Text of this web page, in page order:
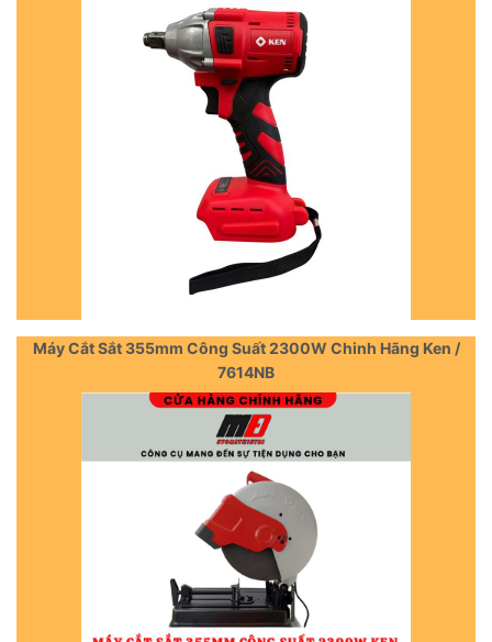
Máy Cắt Sắt 355mm Công Suất 2300W Chinh Hãng Ken /
7614NB